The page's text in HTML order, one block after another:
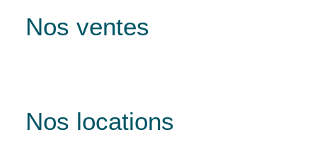
Nos ventes
Nos locations